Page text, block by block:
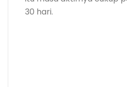
30 hari.